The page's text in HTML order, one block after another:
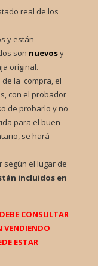
real de los
y están
son nuevosy
original.
la compra, el
con el probador
de probarlo y no
para el buen
se hará
según el lugar de
incluidos en
CONSULTAR
VENDIENDO
ESTAR